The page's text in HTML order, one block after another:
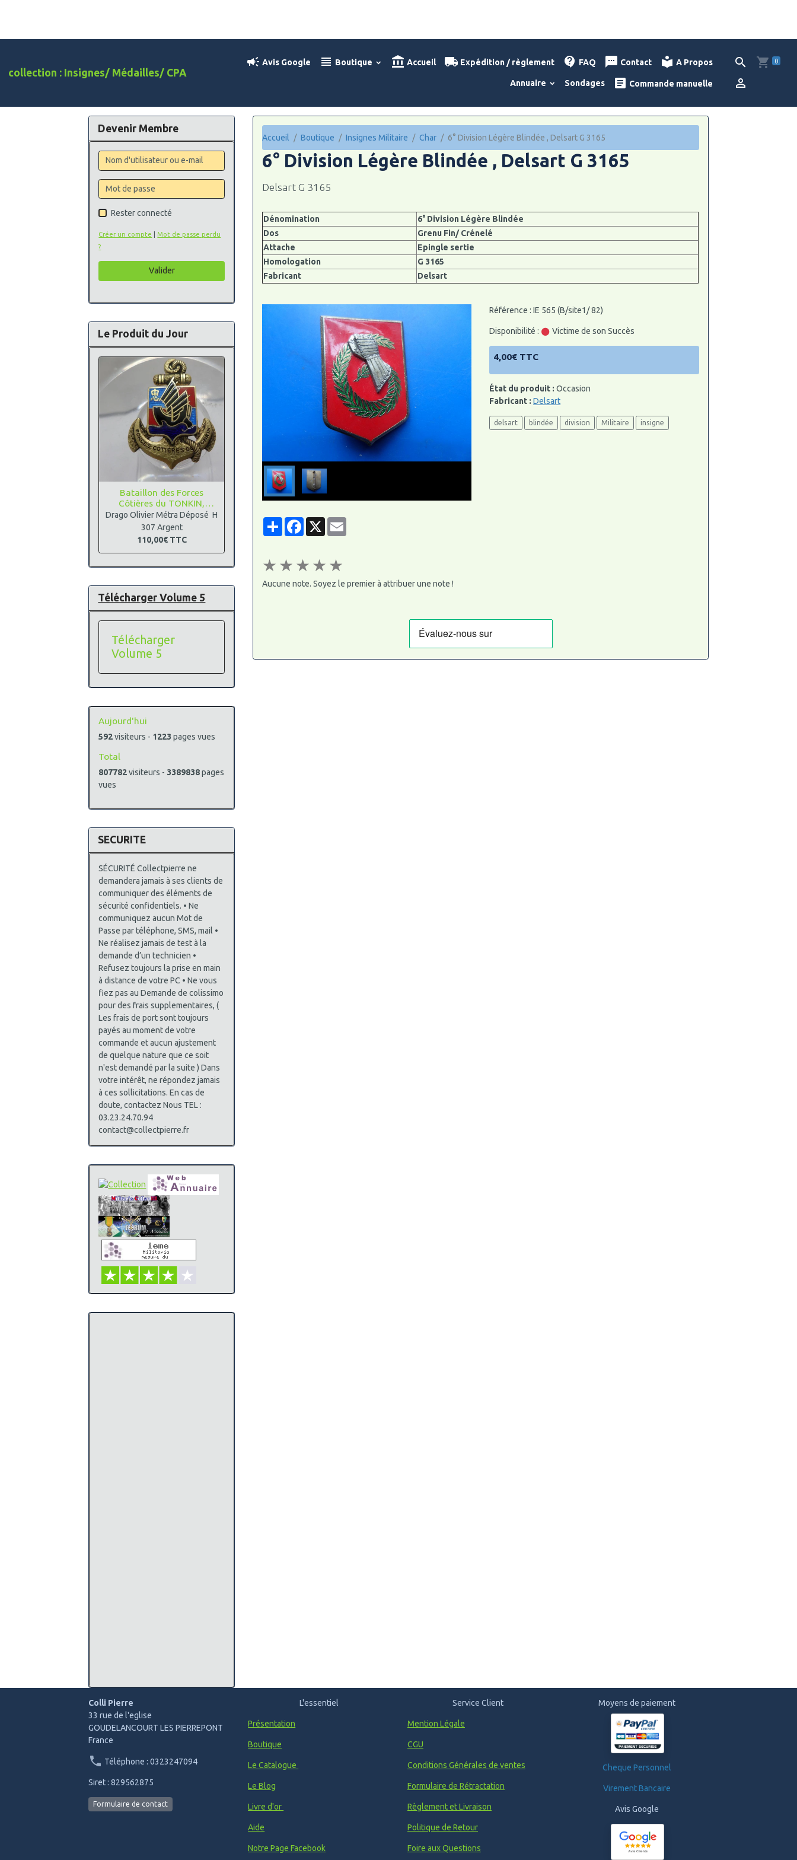
collection : Insignes/ Médailles/ CPA
Avis Google Boutique Accueil Expédition / règlement FAQ Contact A Propos
Annuaire Sondages Commande manuelle
0
Accueil Boutique Insignes Militaire Char 6° Division Légère Blindée , Delsart G 3165
6° Division Légère Blindée , Delsart G 3165
Delsart G 3165
Dénomination
6° Division Légère Blindée
Dos
Grenu Fin/ Crénelé
Attache
Epingle sertie
Homologation
G 3165
Fabricant
Delsart
Référence : IE 565 (B/site1/ 82)
Disponibilité : Victime de son Succès
4,00€ TTC
État du produit : Occasion
Fabricant : Delsart
delsart blindée division Militaire insigne
PartagerFacebook
X Email
★ ★ ★ ★ ★
Aucune note. Soyez le premier à attribuer une note !
Devenir Membre
Rester connecté
Créer un compte
Mot de passe perdu
?
Valider
Le Produit du Jour
Bataillon des Forces
Côtières du TONKIN,
Argent
Drago Olivier Métra Déposé H
307 Argent
110,00€ TTC
Télécharger Volume 5
Télécharger
Volume 5
Aujourd'hui
592visiteurs - 1223 pages vues
Total
807782visiteurs - 3389838pages
vues
SECURITE
SÉCURITÉ Collectpierre ne
demandera jamais à ses clients de
communiquer des éléments de
sécurité confidentiels. • Ne
communiquez aucun Mot de
Passe par téléphone, SMS, mail •
Ne réalisez jamais de test à la
demande d’un technicien •
Refusez toujours la prise en main
à distance de votre PC • Ne vous
fiez pas au Demande de colissimo
pour des frais supplementaires, (
Les frais de port sont toujours
payés au moment de votre
commande et aucun ajustement
de quelque nature que ce soit
n'est demandé par la suite ) Dans
votre intérêt, ne répondez jamais
à ces sollicitations. En cas de
doute, contactez Nous TEL :
03.23.24.70.94
contact@collectpierre.fr
Colli Pierre
33 rue de l'eglise
GOUDELANCOURT LES PIERREPONT
France
Téléphone : 0323247094
Siret : 829562875
Formulaire de contact
L'essentiel
Présentation
Boutique
Le Catalogue
Le Blog
Livre d'or
Aide
Notre Page Facebook
Service Client
Mention Légale
CGU
Conditions Générales de ventes
Formulaire de Rétractation
Règlement et Livraison
Politique de Retour
Foire aux Questions
Moyens de paiement
Cheque Personnel
Virement Bancaire
Avis Google